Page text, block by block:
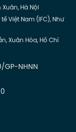
Xuân, Hà Nội
Việt Nam (IFC), Như
Xuân Hòa, Hồ Chí
GP-NHNN